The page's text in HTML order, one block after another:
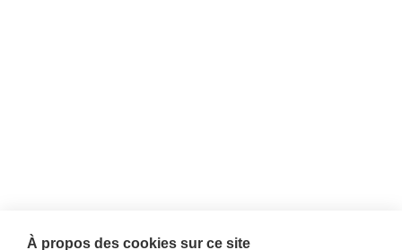
À propos des cookies sur ce site